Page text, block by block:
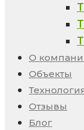
О
Объекты
Отзывы
Блог